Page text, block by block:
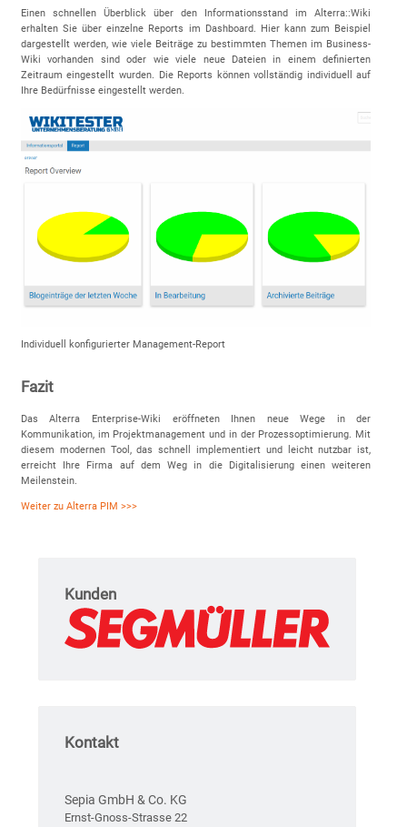
Einen schnellen Überblick über den Informationsstand im Alterra::Wiki
erhalten Sie über einzelne Reports im Dashboard. Hier kann zum Beispiel
dargestellt werden, wie viele Beiträge zu bestimmten Themen im Business-
Wiki vorhanden sind oder wie viele neue Dateien in einem definierten
Zeitraum eingestellt wurden. Die Reports können vollständig individuell auf
Ihre Bedürfnisse eingestellt werden.
Individuell konfigurierter Management-Report
Fazit
Das Alterra Enterprise-Wiki eröffneten Ihnen neue Wege in der
Kommunikation, im Projektmanagement und in der Prozessoptimierung. Mit
diesem modernen Tool, das schnell implementiert und leicht nutzbar ist,
erreicht Ihre Firma auf dem Weg in die Digitalisierung einen weiteren
Meilenstein.
Weiter zu Alterra PIM >>>
Kunden
Kontakt
Sepia GmbH & Co. KG
Ernst-Gnoss-Strasse 22